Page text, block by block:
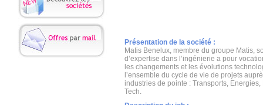
Présentation de la société :
Matis Benelux, membre du groupe Matis,
d’expertise dans l’ingénierie a pour
les changements et les évolutions
l’ensemble du cycle de vie de projets
industries de pointe : Transports,
Tech.